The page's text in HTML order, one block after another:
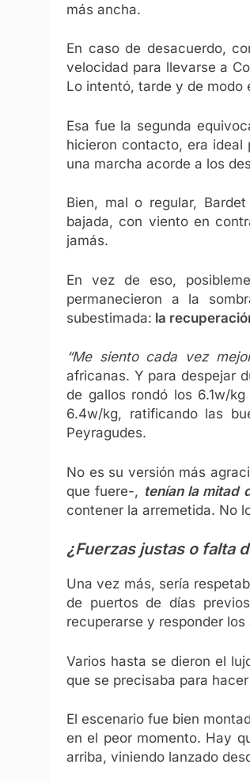
más ancha.
En caso de desacuerdo,
velocidad para llevarse a
Lo intentó, tarde y de modo
Esa fue la segunda
hicieron contacto, era ideal
una marcha acorde a los
Bien, mal o regular,
bajada, con viento en
jamás.
En vez de eso,
permanecieron a la
subestimada: la
“Me siento cada vez
africanas. Y para despejar
de gallos rondó los 6.1w/
6.4w/kg, ratificando las
Peyragudes.
No es su versión más
que fuere-, tenían la mitad
contener la arremetida. No
¿Fuerzas justas o falta
Una vez más, sería
de puertos de días
recuperarse y responder
Varios hasta se dieron el
que se precisaba para
El escenario fue bien
en el peor momento. Hay
arriba, viniendo lanzado